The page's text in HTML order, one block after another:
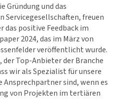
Gründung und das
Service­ge­sell­schaften, freuen
das positive Feedback im
2024, das im März von
veröf­fent­licht wurde.
der Top-​Anbieter der Branche
wir als Spezialist für unsere
Ansprech­partner sind, wenn es
von Projekten im tertiären